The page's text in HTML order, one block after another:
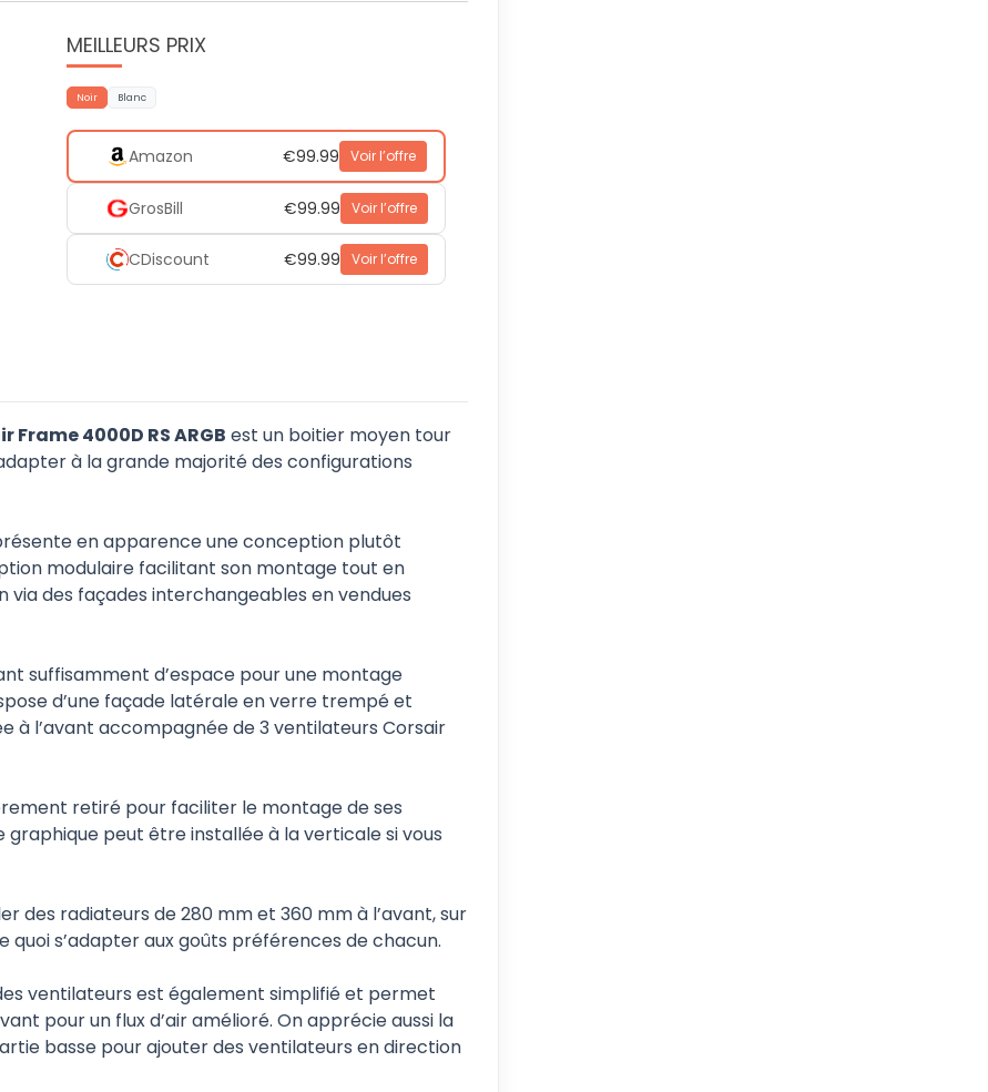
MEILLEURS PRIX
Noir Blanc
Amazon €99.99 Voir l’offre
GrosBill €99.99 Voir l’offre
CDiscount €99.99 Voir l’offre
Frame 4000D RS ARGB est un boitier moyen tour
à la grande majorité des configurations
en apparence une conception plutôt
modulaire facilitant son montage tout en
des façades interchangeables en vendues
suffisamment d’espace pour une montage
d’une façade latérale en verre trempé et
à l’avant accompagnée de 3 ventilateurs Corsair
retiré pour faciliter le montage de ses
peut être installée à la verticale si vous
des radiateurs de 280 mm et 360 mm à l’avant, sur
quoi s’adapter aux goûts préférences de chacun.
ventilateurs est également simplifié et permet
pour un flux d’air amélioré. On apprécie aussi la
basse pour ajouter des ventilateurs en direction